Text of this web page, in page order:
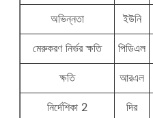
অভিন্নতা
ইউনি
মেরুকরণ নির্ভর ক্ষতি
পিডিএল
ক্ষতি
আরএল
নির্দেশিকা 2
দির